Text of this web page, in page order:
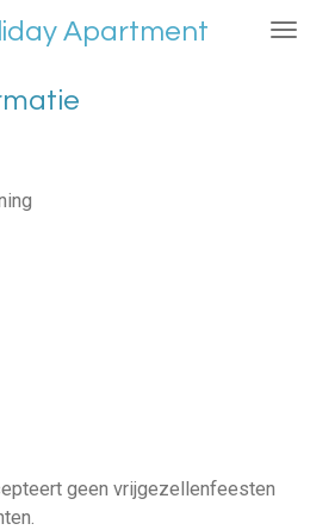
Apartment
geen vrijgezellenfeesten